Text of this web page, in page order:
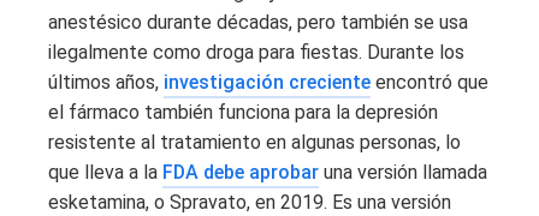
anestésico durante décadas, pero también se usa
ilegalmente como droga para fiestas. Durante los
últimos años, investigación creciente encontró que
el fármaco también funciona para la depresión
resistente al tratamiento en algunas personas, lo
que lleva a la FDA debe aprobar una versión llamada
esketamina, o Spravato, en 2019. Es una versión